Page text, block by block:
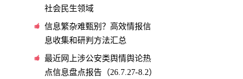
社会民生领域
信息繁杂难甄别？高效情报信
息收集和研判方法汇总
最近网上涉公安类舆情舆论热
点信息盘点报告（26.7.27-8.2）